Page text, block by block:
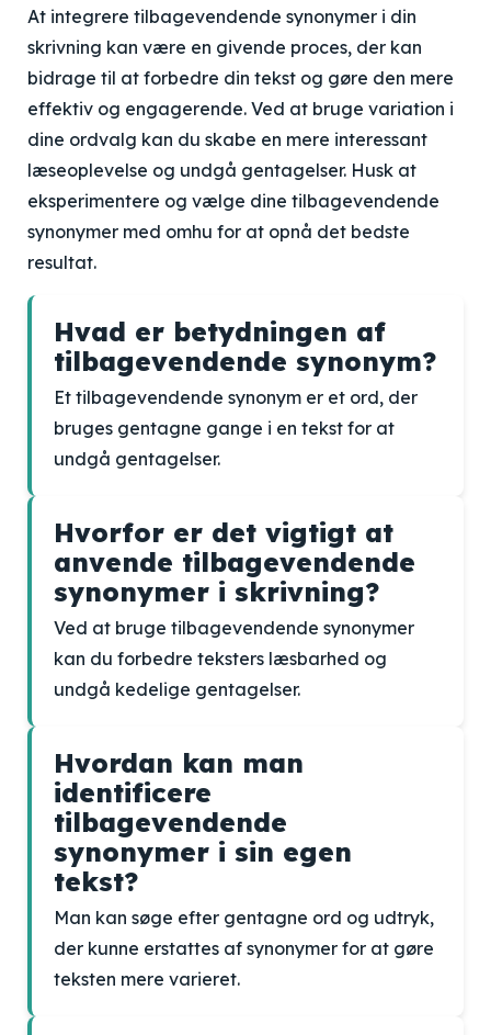
At integrere tilbagevendende synonymer i din
skrivning kan være en givende proces, der kan
bidrage til at forbedre din tekst og gøre den mere
effektiv og engagerende. Ved at bruge variation i
dine ordvalg kan du skabe en mere interessant
læseoplevelse og undgå gentagelser. Husk at
eksperimentere og vælge dine tilbagevendende
synonymer med omhu for at opnå det bedste
resultat.
Hvad er betydningen af
tilbagevendende synonym?
Et tilbagevendende synonym er et ord, der
bruges gentagne gange i en tekst for at
undgå gentagelser.
Hvorfor er det vigtigt at
anvende tilbagevendende
synonymer i skrivning?
Ved at bruge tilbagevendende synonymer
kan du forbedre teksters læsbarhed og
undgå kedelige gentagelser.
Hvordan kan man
identificere
tilbagevendende
synonymer i sin egen
tekst?
Man kan søge efter gentagne ord og udtryk,
der kunne erstattes af synonymer for at gøre
teksten mere varieret.